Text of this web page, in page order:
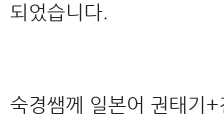
되었습니다.
숙경쌤께 일본어 권태기